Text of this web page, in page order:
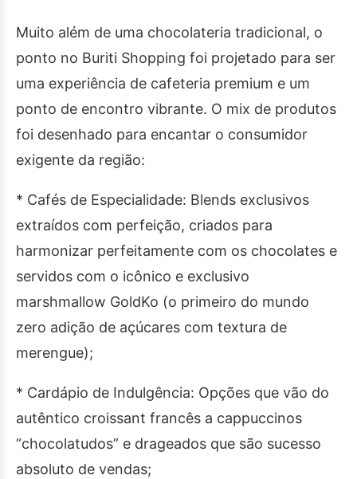
Muito além de uma chocolateria tradicional, o
ponto no Buriti Shopping foi projetado para ser
uma experiência de cafeteria premium e um
ponto de encontro vibrante. O mix de produtos
foi desenhado para encantar o consumidor
exigente da região:
* Cafés de Especialidade: Blends exclusivos
extraídos com perfeição, criados para
harmonizar perfeitamente com os chocolates e
servidos com o icônico e exclusivo
marshmallow GoldKo (o primeiro do mundo
zero adição de açúcares com textura de
merengue);
* Cardápio de Indulgência: Opções que vão do
autêntico croissant francês a cappuccinos
“chocolatudos” e drageados que são sucesso
absoluto de vendas;